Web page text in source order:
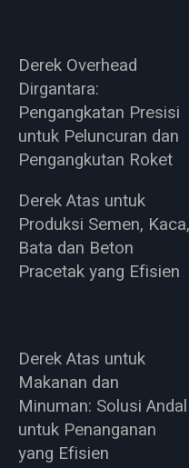
Derek Overhead
Dirgantara:
Pengangkatan Presisi
untuk Peluncuran dan
Pengangkutan Roket
Derek Atas untuk
Produksi Semen, Kaca,
Bata dan Beton
Pracetak yang Efisien
Derek Atas untuk
Makanan dan
Minuman: Solusi Andal
untuk Penanganan
yang Efisien